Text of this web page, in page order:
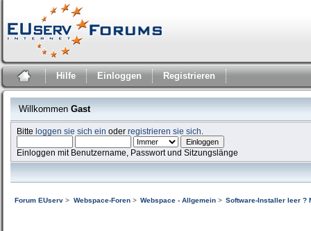
Hilfe Einloggen Registrieren
Willkommen Gast
Bitteloggen sie sich ein oderregistrieren sie sich
Einloggen mit Benutzername, Passwort und Sitzungslänge
Forum EUserv > Webspace-Foren> Webspace - Allgemein> Software-Installer leer ?